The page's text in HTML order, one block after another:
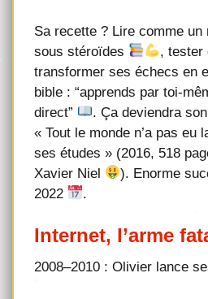
Sa recette ? Lire comme un
sous stéroïdes
, tester
transformer ses échecs en
bible : “apprends par toi-
direct”
. Ça deviendra
« Tout le monde n’a pas eu
ses études » (2016, 518
Xavier Niel
). Enorme
2022
.
Internet, l’arme
2008–2010 : Olivier lance